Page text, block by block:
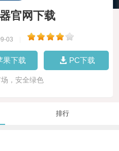
官网下载
03
果下载 PC下载
，安全绿色
排行